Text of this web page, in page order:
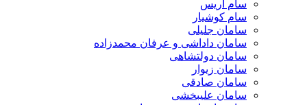
سام آریس
سام کوشیار
سامان جلیلی
سامان داداشی و عرفان محمدزاده
سامان دولتشاهی
سامان زیوار
سامان صادقی
سامان علیبخشی